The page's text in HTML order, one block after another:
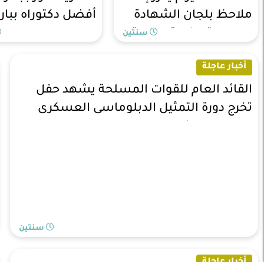
ملاحظ بلجان الشهادة
الإعدادية للنيابة العامة
سنتين
أفضل دكتوراه
أخبار عاجلة
القائد العام للقوات المسلحة يشهد حفل
تخرج دورة التمثيل الدبلوماسى العسكرى
سنتين